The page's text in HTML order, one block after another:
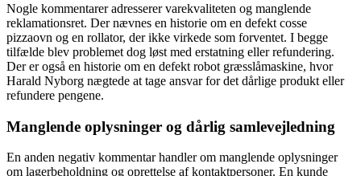
Nogle kommentarer adresserer varekvaliteten og manglende
reklamationsret. Der nævnes en historie om en defekt cosse
pizzaovn og en rollator, der ikke virkede som forventet. I begge
tilfælde blev problemet dog løst med erstatning eller refundering.
Der er også en historie om en defekt robot græsslåmaskine, hvor
Harald Nyborg nægtede at tage ansvar for det dårlige produkt eller
refundere pengene.
Manglende oplysninger og dårlig samlevejledning
En anden negativ kommentar handler om manglende oplysninger
om lagerbeholdning og oprettelse af kontaktpersoner. En kunde